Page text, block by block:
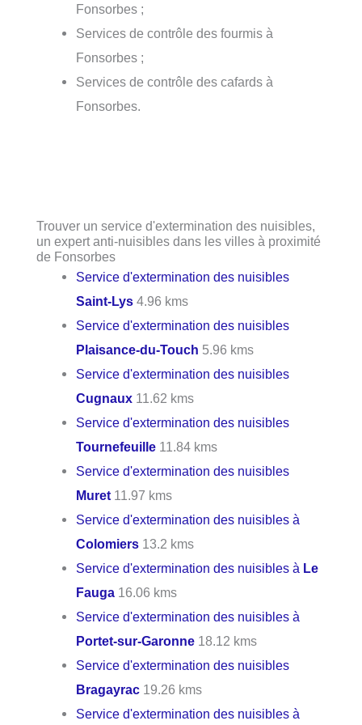
Fonsorbes ;
Services de contrôle des fourmis à
Fonsorbes ;
Services de contrôle des cafards à
Fonsorbes.
Trouver un service d'extermination des nuisibles,
un expert anti-nuisibles dans les villes à proximité
de Fonsorbes
Service d'extermination des nuisibles
Saint-Lys 4.96 kms
Service d'extermination des nuisibles
Plaisance-du-Touch 5.96 kms
Service d'extermination des nuisibles
Cugnaux 11.62 kms
Service d'extermination des nuisibles
Tournefeuille 11.84 kms
Service d'extermination des nuisibles
Muret 11.97 kms
Service d'extermination des nuisibles à
Colomiers 13.2 kms
Service d'extermination des nuisibles à Le
Fauga 16.06 kms
Service d'extermination des nuisibles à
Portet-sur-Garonne 18.12 kms
Service d'extermination des nuisibles
Bragayrac 19.26 kms
Service d'extermination des nuisibles à